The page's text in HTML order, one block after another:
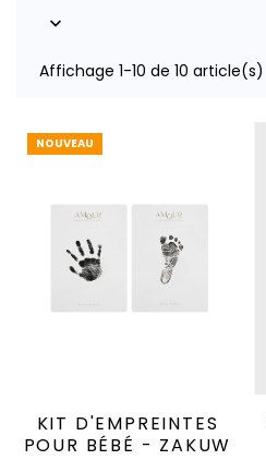

Affichage 1-10 de 10 article(s)
NOUVEAU
KIT D'EMPREINTES
POUR BÉBÉ - ZAKUW